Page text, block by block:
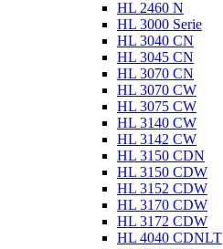
HL 2460 N
HL 3000 Serie
HL 3040 CN
HL 3045 CN
HL 3070 CN
HL 3070 CW
HL 3075 CW
HL 3140 CW
HL 3142 CW
HL 3150 CDN
HL 3150 CDW
HL 3152 CDW
HL 3170 CDW
HL 3172 CDW
HL 4040 CDNLT